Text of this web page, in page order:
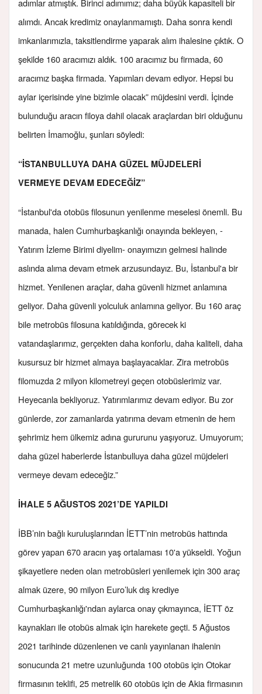
adımlar atmıştık. Birinci adımımız; daha büyük kapasiteli bir
alımdı. Ancak kredimiz onaylanmamıştı. Daha sonra kendi
imkanlarımızla, taksitlendirme yaparak alım ihalesine çıktık. O
şekilde 160 aracımızı aldık. 100 aracımız bu firmada, 60
aracımız başka firmada. Yapımları devam ediyor. Hepsi bu
aylar içerisinde yine bizimle olacak” müjdesini verdi. İçinde
bulunduğu aracın filoya dahil olacak araçlardan biri olduğunu
belirten İmamoğlu, şunları söyledi:
“İSTANBULLUYA DAHA GÜZEL MÜJDELERİ
VERMEYE DEVAM EDECEĞİZ”
“İstanbul'da otobüs filosunun yenilenme meselesi önemli. Bu
manada, halen Cumhurbaşkanlığı onayında bekleyen, -
Yatırım İzleme Birimi diyelim- onayımızın gelmesi halinde
aslında alıma devam etmek arzusundayız. Bu, İstanbul'a bir
hizmet. Yenilenen araçlar, daha güvenli hizmet anlamına
geliyor. Daha güvenli yolculuk anlamına geliyor. Bu 160 araç
bile metrobüs filosuna katıldığında, görecek ki
vatandaşlarımız, gerçekten daha konforlu, daha kaliteli, daha
kusursuz bir hizmet almaya başlayacaklar. Zira metrobüs
filomuzda 2 milyon kilometreyi geçen otobüslerimiz var.
Heyecanla bekliyoruz. Yatırımlarımız devam ediyor. Bu zor
günlerde, zor zamanlarda yatırıma devam etmenin de hem
şehrimiz hem ülkemiz adına gururunu yaşıyoruz. Umuyorum;
daha güzel haberlerde İstanbulluya daha güzel müjdeleri
vermeye devam edeceğiz.”
İHALE 5 AĞUSTOS 2021’DE YAPILDI
İBB’nin bağlı kuruluşlarından İETT’nin metrobüs hattında
görev yapan 670 aracın yaş ortalaması 10'a yükseldi. Yoğun
şikayetlere neden olan metrobüsleri yenilemek için 300 araç
almak üzere, 90 milyon Euro’luk dış krediye
Cumhurbaşkanlığı'ndan aylarca onay çıkmayınca, İETT öz
kaynakları ile otobüs almak için harekete geçti. 5 Ağustos
2021 tarihinde düzenlenen ve canlı yayınlanan ihalenin
sonucunda 21 metre uzunluğunda 100 otobüs için Otokar
firmasının teklifi, 25 metrelik 60 otobüs için de Akia firmasının